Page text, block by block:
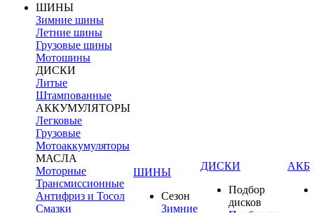
ШИНЫ
Зимние шины
Летние шины
Грузовые шины
Мотошины
ДИСКИ
Литые
Штампованные
АККУМУЛЯТОРЫ
Легковые
Грузовые
Мотоаккумуляторы
МАСЛА
Моторные
Трансмиссионные
Антифриз и Тосол
Смазки
ШИНЫ
Сезон
Зимние
ДИСКИ
Подбор
дисков
АКБ